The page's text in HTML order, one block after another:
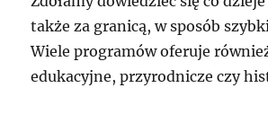
także za granicą, w sposób
Wiele programów oferuje
edukacyjne, przyrodnicze czy